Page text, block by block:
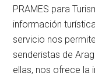
PRAMES para
información
servicio nos
senderistas de
ellas, nos ofrece la